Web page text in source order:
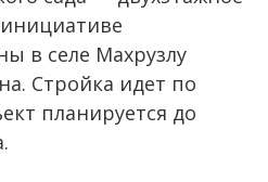
в селе Махрузлу
Стройка идет по
планируется до